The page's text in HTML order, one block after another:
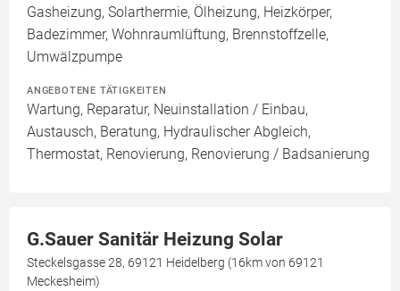
Gasheizung, Solarthermie, Ölheizung, Heizkörper,
Badezimmer, Wohnraumlüftung, Brennstoffzelle,
Umwälzpumpe
ANGEBOTENE TÄTIGKEITEN
Wartung, Reparatur, Neuinstallation / Einbau,
Austausch, Beratung, Hydraulischer Abgleich,
Thermostat, Renovierung, Renovierung / Badsanierung
G.Sauer Sanitär Heizung Solar
Steckelsgasse 28, 69121 Heidelberg (16km von 69121
Meckesheim)